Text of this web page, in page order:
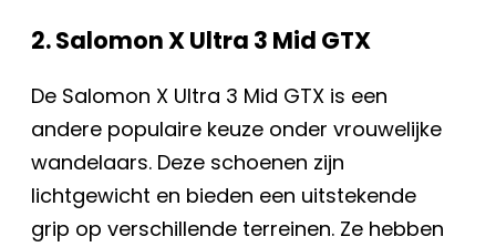
2. Salomon X Ultra 3 Mid GTX
De Salomon X Ultra 3 Mid GTX is een
andere populaire keuze onder vrouwelijke
wandelaars. Deze schoenen zijn
lichtgewicht en bieden een uitstekende
grip op verschillende terreinen. Ze hebben